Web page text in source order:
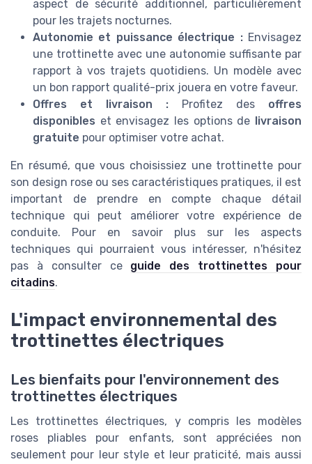
aspect de sécurité additionnel, particulièrement
pour les trajets nocturnes.
Autonomie et puissance électrique :Envisagez
une trottinette avec une autonomie suffisante par
rapport à vos trajets quotidiens. Un modèle avec
un bon rapport qualité-prix jouera en votre faveur.
Offres et livraison : Profitez des offres
disponibles et envisagez les options de livraison
gratuite pour optimiser votre achat.
En résumé, que vous choisissiez une trottinette pour
son design rose ou ses caractéristiques pratiques, il est
important de prendre en compte chaque détail
technique qui peut améliorer votre expérience de
conduite. Pour en savoir plus sur les aspects
techniques qui pourraient vous intéresser, n'hésitez
pas à consulter ce guide des trottinettes pour
citadins.
L'impact environnemental des
trottinettes électriques
Les bienfaits pour l'environnement des
trottinettes électriques
Les trottinettes électriques, y compris les modèles
roses pliables pour enfants, sont appréciées non
seulement pour leur style et leur praticité, mais aussi